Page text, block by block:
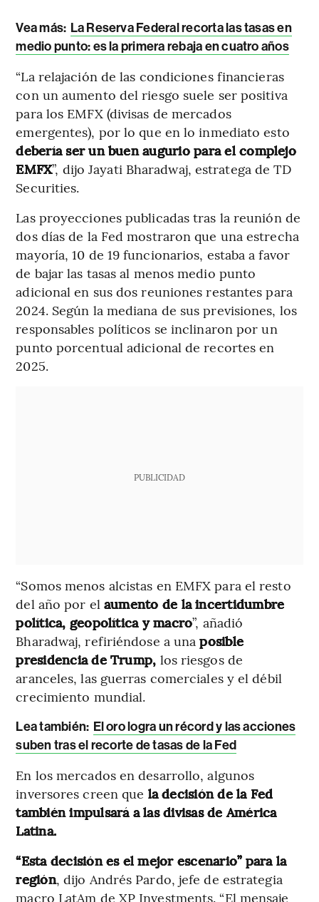
Vea más: La Reserva Federal recorta las tasas en
medio punto: es la primera rebaja en cuatro años
“La relajación de las condiciones financieras
con un aumento del riesgo suele ser positiva
para los EMFX (divisas de mercados
emergentes), por lo que en lo inmediato esto
debería ser un buen augurio para el complejo
EMFX”, dijo Jayati Bharadwaj, estratega de TD
Securities.
Las proyecciones publicadas tras la reunión de
dos días de la Fed mostraron que una estrecha
mayoría, 10 de 19 funcionarios, estaba a favor
de bajar las tasas al menos medio punto
adicional en sus dos reuniones restantes para
2024. Según la mediana de sus previsiones, los
responsables políticos se inclinaron por un
punto porcentual adicional de recortes en
2025.
PUBLICIDAD
“Somos menos alcistas en EMFX para el resto
del año por el aumento de la incertidumbre
política, geopolítica y macro”, añadió
Bharadwaj, refiriéndose a unaposible
presidencia de Trump, los riesgos de
aranceles, las guerras comerciales y el débil
crecimiento mundial.
Lea también: El oro logra un récord y las acciones
suben tras el recorte de tasas de la Fed
En los mercados en desarrollo, algunos
inversores creen que la decisión de la Fed
también impulsará a las divisas de América
Latina.
“Esta decisión es el mejor escenario” para la
región, dijo Andrés Pardo, jefe de estrategia
macro LatAm de XP Investments. “El mensaje